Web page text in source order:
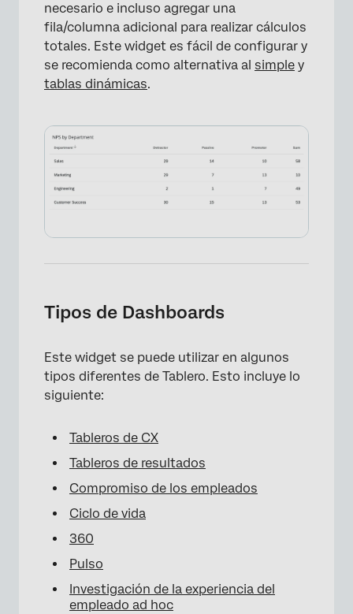
Opciones de visualización
Formato condicional
necesario e incluso agregar una
fila/columna adicional para realizar cálculos
totales. Este widget es fácil de configurar y
se recomienda como alternativa al simple y
tablas dinámicas.
Tipos de Dashboards
Este widget se puede utilizar en algunos
tipos diferentes de Tablero. Esto incluye lo
siguiente:
Tableros de CX
Tableros de resultados
Compromiso de los empleados
Ciclo de vida
360
Pulso
Investigación de la experiencia del
empleado ad hoc